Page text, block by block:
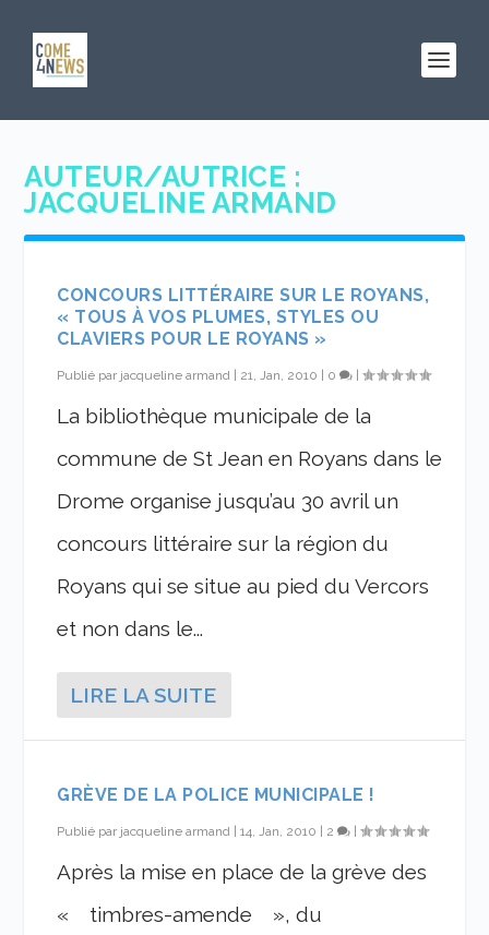
AUTEUR/AUTRICE :
JACQUELINE ARMAND
CONCOURS LITTÉRAIRE SUR LE ROYANS,
« TOUS À VOS PLUMES, STYLES OU
CLAVIERS POUR LE ROYANS »
Publié par jacqueline armand 21, Jan, 2010 0 |
La bibliothèque municipale de la
commune de St Jean en Royans dans le
Drome organise jusqu’au 30 avril un
concours littéraire sur la région du
Royans qui se situe au pied du Vercors
et non dans le...
LIRE LA SUITE
GRÈVE DE LA POLICE MUNICIPALE !
Publié par jacqueline armand |14, Jan, 2010 2 |
Après la mise en place de la grève des
« timbres-amende », du